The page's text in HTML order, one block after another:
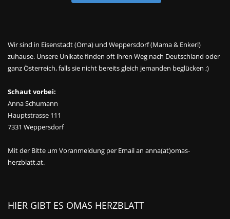
Wir sind in Eisenstadt (Oma) und Weppersdorf (Mama & Enkerl)
zuhause. Unsere Unikate finden oft ihren Weg nach Deutschland oder
ganz Österreich, falls sie nicht bereits gleich jemanden beglücken ;)
Schaut vorbei:
Anna Schumann
Hauptstrasse 111
7331 Weppersdorf
Mit der Bitte um Voranmeldung per Email an anna(at)omas-
herzblatt.at.
HIER GIBT ES OMAS HERZBLATT